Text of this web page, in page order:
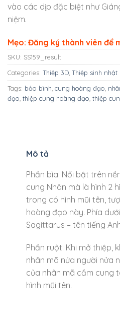
vào các dịp đặc biệt như
niệm.
Mẹo: Đăng ký thành viên để
SKU: SS159_result
Categories: Thiệp 3D Thiệp sinh nhật
Tags: bảo bình cung hoàng đạo
đạo thiệp cung hoàng đạo thiệp
Mô tả
Phần bìa: Nổi bật trên
cung Nhân mà là hình 2
trong có hình mũi tên,
hoàng đạo này. Phía
Sagittarus – tên tiếng
Phần ruột: Khi mở thiệp,
nhân mã nửa người nửa
của nhân mã cầm cung
hình mũi tên.